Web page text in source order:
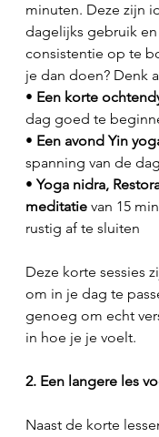
minuten. Deze zijn
dagelijks gebruik
consistentie op te
je dan doen? Denk
• Een korte
dag goed te
• Een avond Yin
spanning van de
• Yoga nidra,
meditatie van 15
rustig af te sluiten
Deze korte sessies
om in je dag te
genoeg om echt
in hoe je je voelt.
2. Een langere les
Naast de korte